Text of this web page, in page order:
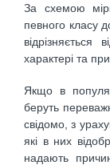
За схемою
певного класу
відрізняється
характері та
Якщо в
беруть
свідомо, з
які в них
надають